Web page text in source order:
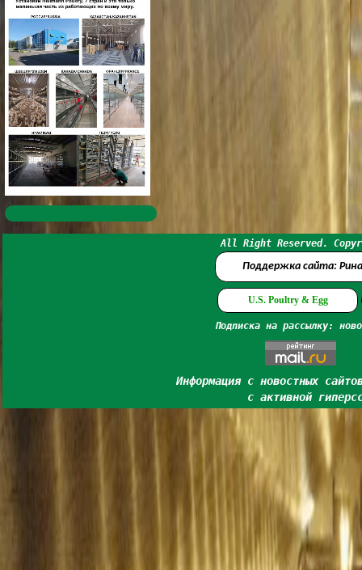
All Right Reserved.
Поддержка сайта:
U.S. Poultry & Egg
Подписка на рассылку:
Информация с новостных
с активной